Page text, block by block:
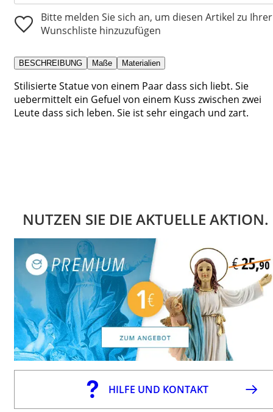
Bitte melden Sie sich an, um diesen Artikel zu Ihrer
Wunschliste hinzuzufügen
BESCHREIBUNG Maße Materialien
Stilisierte Statue von einem Paar dass sich liebt. Sie
uebermittelt ein Gefuel von einem Kuss zwischen zwei
Leute dass sich leben. Sie ist sehr eingach und zart.
NUTZEN SIE DIE AKTUELLE AKTION.
HILFE UND KONTAKT